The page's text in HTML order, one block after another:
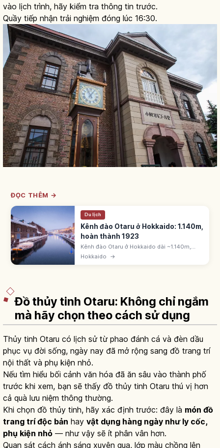
vào lịch trình, hãy kiểm tra thông tin trước.
Quầy tiếp nhận trải nghiệm đóng lúc 16:30.
ĐỌC THÊM →
Du lịch
Kênh đào Otaru ở Hokkaido: 1.140m,
hoàn thành 1923
Kênh đào Otaru ở Hokkaido dài ~1.140m,
hoàn thành 1923 bằng cách lấn biển. Có 63
Hokkaido →
Đồ thủy tinh Otaru: Không chỉ ngắm
mà hãy chọn theo cách sử dụng
Thủy tinh Otaru có lịch sử từ phao đánh cá và đèn dầu
phục vụ đời sống, ngày nay đã mở rộng sang đồ trang trí
nội thất và phụ kiện nhỏ.
Nếu tìm hiểu bối cảnh văn hóa đã ăn sâu vào thành phố
trước khi xem, bạn sẽ thấy đồ thủy tinh Otaru thú vị hơn
cả quà lưu niệm thông thường.
Khi chọn đồ thủy tinh, hãy xác định trước: đây là món đồ
trang trí độc bản hay vật dụng hàng ngày như ly cốc,
phụ kiện nhỏ — như vậy sẽ ít phân vân hơn.
Quan sát cách ánh sáng xuyên qua, lớp màu chồng lên